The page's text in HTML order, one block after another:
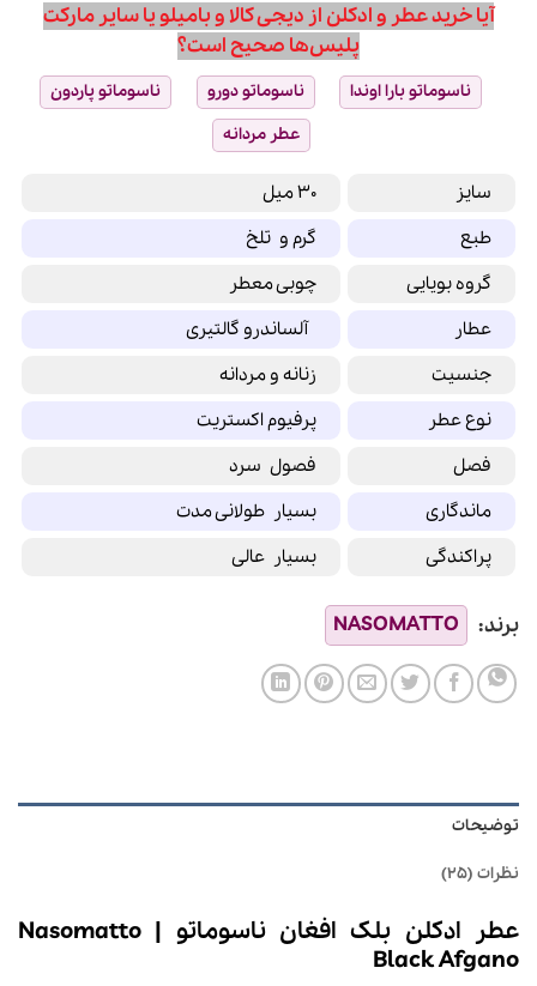
آیا خرید عطر و ادکلن از دیجی کالا و بامیلو یا سایر مارکت
پلیس‌ها صحیح است؟
ناسوماتو بارا اوندا ناسوماتو دورو
ناسوماتو پاردون
عطر مردانه
سایز
30 میل
طبع
گرم و تلخ
گروه بویایی
چوبی معطر
عطار
آلساندرو گالتیری
جنسیت
زنانه و مردانه
نوع عطر
پرفیوم اکستریت
فصل
فصول سرد
ماندگاری
بسیار طولانی مدت
پراکندگی
بسیار عالی
توضیحات
نظرات (25)
عطر ادکلن بلک افغانناسوماتو | Nasomatto
Black Afgano